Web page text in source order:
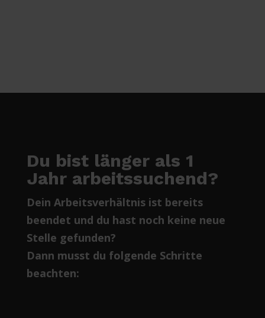
Du bist länger als 1
Jahr arbeitssuchend?
Dein Arbeitsverhältnis ist bereits
beendet und du hast noch keine neue
Stelle gefunden?
Dann musst du folgende Schritte
beachten: